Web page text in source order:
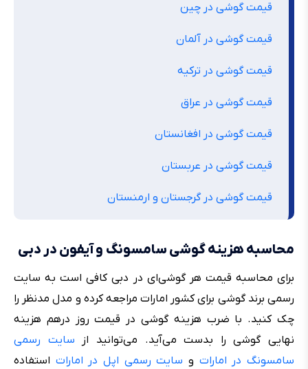
قیمت گوشی در چین
قیمت گوشی در آلمان
قیمت گوشی در ترکیه
قیمت گوشی در عراق
قیمت گوشی در افغانستان
قیمت گوشی در عربستان
قیمت گوشی در گرجستان و ارمنستان
محاسبه هزینه گوشی سامسونگ و آیفون در دبی
برای محاسبه قیمت هر گوشی‌ای در دبی کافی است به سایت
رسمی برند گوشی برای کشور امارات مراجعه کرده و مدل مدنظر را
چک کنید. با ضرب هزینه گوشی در قیمت روز درهم هزینه
نهایی گوشی را بدست می‌آید. می‌توانید از سایت رسمی
سامسونگ در امارات و سایت رسمی اپل در امارات استفاده